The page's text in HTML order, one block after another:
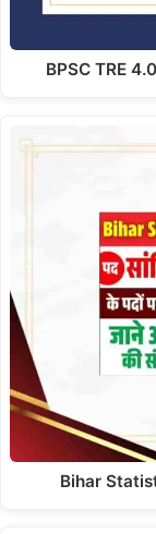
BPSC TRE
Bihar